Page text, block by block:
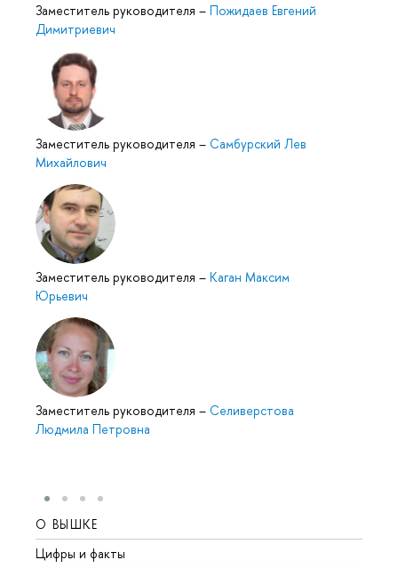
Заместитель руководителя – Пожидаев Евгений
Димитриевич
Заместитель руководителя – Самбурский Лев
Михайлович
Заместитель руководителя – Каган Максим
Юрьевич
Заместитель руководителя – Селиверстова
Людмила Петровна
О ВЫШКЕ
Цифры и факты